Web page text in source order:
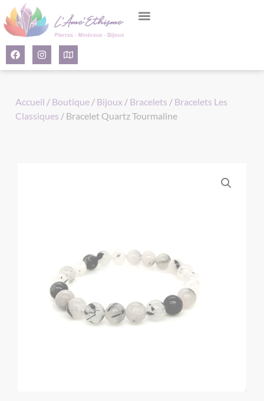
Accueil / Boutique / Bijoux / Bracelets / Bracelets Les
Classiques / Bracelet Quartz Tourmaline
Panneau de gestion des cookies